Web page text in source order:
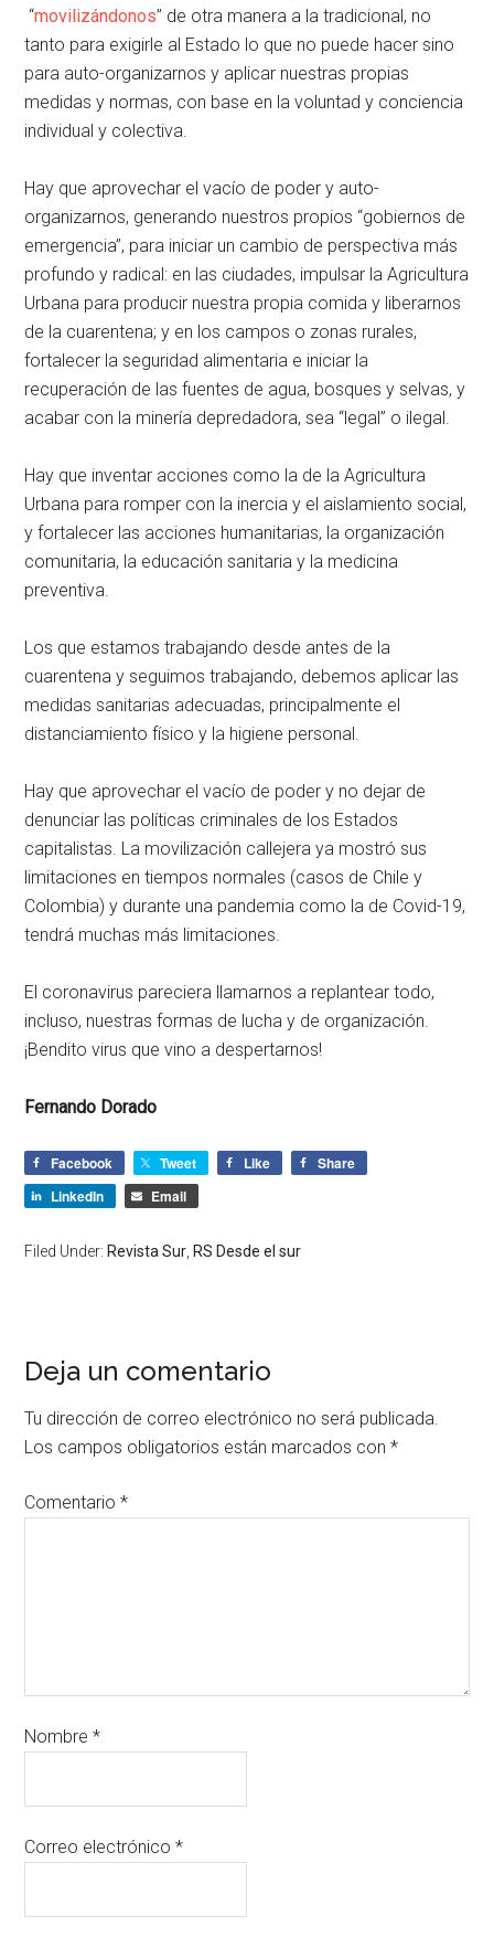
“movilizándonos” de otra manera a la tradicional, no
tanto para exigirle al Estado lo que no puede hacer sino
para auto-organizarnos y aplicar nuestras propias
medidas y normas, con base en la voluntad y conciencia
individual y colectiva.
Hay que aprovechar el vacío de poder y auto-
organizarnos, generando nuestros propios “gobiernos de
emergencia”, para iniciar un cambio de perspectiva más
profundo y radical: en las ciudades, impulsar la Agricultura
Urbana para producir nuestra propia comida y liberarnos
de la cuarentena; y en los campos o zonas rurales,
fortalecer la seguridad alimentaria e iniciar la
recuperación de las fuentes de agua, bosques y selvas, y
acabar con la minería depredadora, sea “legal” o ilegal.
Hay que inventar acciones como la de la Agricultura
Urbana para romper con la inercia y el aislamiento social,
y fortalecer las acciones humanitarias, la organización
comunitaria, la educación sanitaria y la medicina
preventiva.
Los que estamos trabajando desde antes de la
cuarentena y seguimos trabajando, debemos aplicar las
medidas sanitarias adecuadas, principalmente el
distanciamiento físico y la higiene personal.
Hay que aprovechar el vacío de poder y no dejar de
denunciar las políticas criminales de los Estados
capitalistas. La movilización callejera ya mostró sus
limitaciones en tiempos normales (casos de Chile y
Colombia) y durante una pandemia como la de Covid-19,
tendrá muchas más limitaciones.
El coronavirus pareciera llamarnos a replantear todo,
incluso, nuestras formas de lucha y de organización.
¡Bendito virus que vino a despertarnos!
Fernando Dorado
Facebook Tweet Like
Share
LinkedIn
Email
Filed Under: Revista Sur, RS Desde el sur
Deja un comentario
Tu dirección de correo electrónico no será publicada.
Los campos obligatorios están marcados con*
Comentario*
Nombre*
Correo electrónico*